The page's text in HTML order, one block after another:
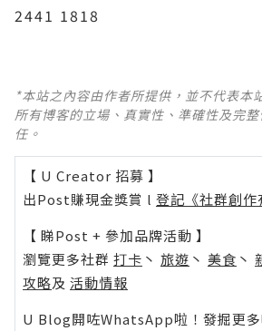
2441 1818
*本站之內容由作者所提供，並不代表本
所有博客的立場、真實性、準確性及完
任。
【 U Creator 招募 】
出Post賺現金獎賞 l 登記《社群創作
【 睇Post + 參加品牌活動 】
瀏覽更多社群 打卡 丶 旅遊 丶 美食 丶
攻略及 活動情報
U Blog開咗WhatsApp啦！發掘更多